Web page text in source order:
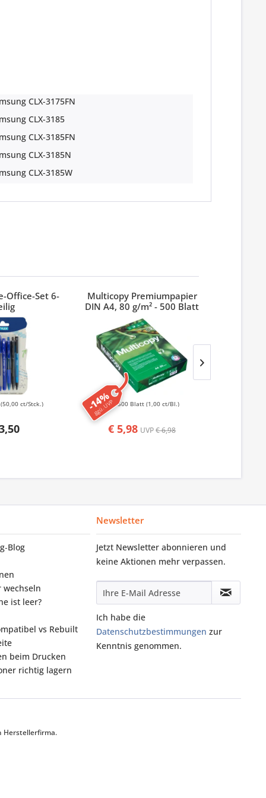
CLX-3175FN
CLX-3185
CLX-3185FN
CLX-3185N
CLX-3185W
Office-Set 6-
(50,00 ct/Stck.) -14%
ggü. UVP
Multicopy Premiumpapier
DIN A4, 80 g/m² - 500 Blatt
€ 5,98 UVP€ 6,98
500 Blatt (1,00 ct/Bl.)
wechseln
ist leer?
vs Rebuilt
beim Drucken
richtig lagern
Newsletter
Jetzt Newsletter abonnieren und
keine Aktionen mehr verpassen.
Ich habe die
Datenschutzbestimmungen zur
Kenntnis genommen.
Herstellerfirma.